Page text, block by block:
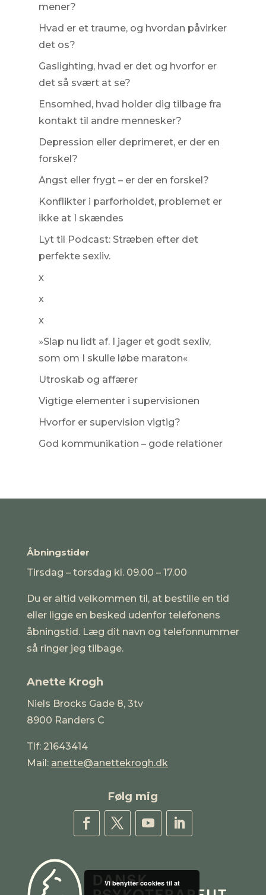
mener?
Hvad er et traume, og hvordan påvirker
det os?
Gaslighting, hvad er det og hvorfor er
det så svært at se?
Ensomhed, hvad holder dig tilbage fra
kontakt til andre mennesker?
Depression eller deprimeret, er der en
forskel?
Angst eller frygt – er der en forskel?
Konflikter i parforholdet, problemet er
ikke at I skændes
Lyt til Podcast: Stræben efter det
perfekte sexliv.
x
x
x
»Slap nu lidt af. I jager et godt sexliv,
som om I skulle løbe maraton«
Utroskab og affærer
Vigtige elementer i supervisionen
Hvorfor er supervision vigtig?
God kommunikation – gode relationer
Åbningstider
Tirsdag – torsdag kl. 09.00 – 17.00
Du er altid velkommen til, at bestille en tid
eller ligge en besked udenfor telefonens
åbningstid. Læg dit navn og telefonnummer
så ringer jeg tilbage.
Anette Krogh
Niels Brocks Gade 8, 3tv
8900 Randers C
Tlf: 21643414
Mail: anette@anettekrogh.dk
Følg mig
Vi benytter cookies til at